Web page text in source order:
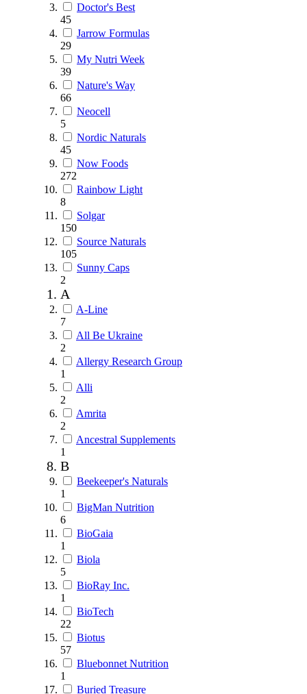
Doctor's Best
45
Jarrow Formulas
29
My Nutri Week
39
Nature's Way
66
Neocell
5
Nordic Naturals
45
Now Foods
272
Rainbow Light
8
Solgar
150
Source Naturals
105
Sunny Caps
2
A
A-Line
7
All Be Ukraine
2
Allergy Research Group
1
Alli
2
Amrita
2
Ancestral Supplements
1
B
Beekeeper's Naturals
1
BigMan Nutrition
6
BioGaia
1
Biola
5
BioRay Inc.
1
BioTech
22
Biotus
57
Bluebonnet Nutrition
1
Buried Treasure